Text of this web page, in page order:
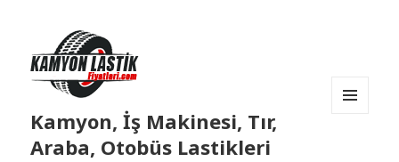
Kamyon, İş Makinesi, Tır,
Araba, Otobüs Lastikleri